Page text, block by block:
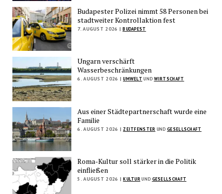
Budapester Polizei nimmt 58 Personen bei
stadtweiter Kontrollaktion fest
7. AUGUST 2026 | BUDAPEST
Ungarn verschärft
Wasserbeschränkungen
6. AUGUST 2026 | UMWELT UND WIRTSCHAFT
Aus einer Städtepartnerschaft wurde eine
Familie
6. AUGUST 2026 | ZEITFENSTER UNDGESELLSCHAFT
Roma-Kultur soll stärker in die Politik
einfließen
5. AUGUST 2026 | KULTURUND GESELLSCHAFT